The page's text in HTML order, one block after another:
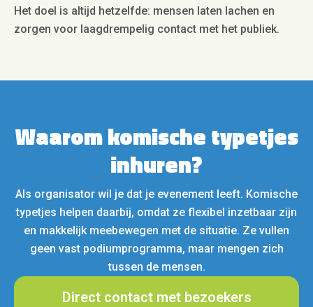
Het doel is altijd hetzelfde: mensen laten lachen en
zorgen voor laagdrempelig contact met het publiek.
Waarom komische typetjes
inhuren?
Als organisator wil je dat je evenement leeft. Komische
typetjes helpen daarbij, omdat ze flexibel inzetbaar zijn
en makkelijk meebewegen met de situatie. Ze vullen
geen vast podiumprogramma, maar mengen zich
tussen de mensen.
Direct contact met bezoekers